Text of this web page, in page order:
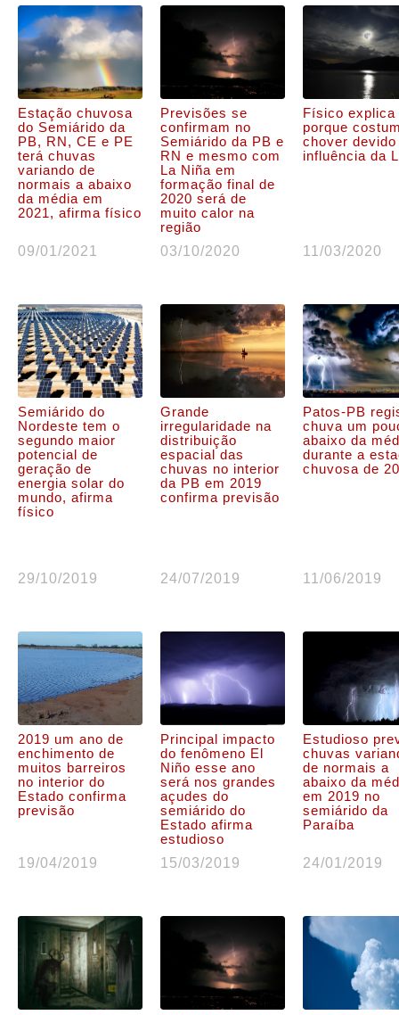
Estação chuvosa
do Semiárido da
PB, RN, CE e PE
terá chuvas
variando de
normais a abaixo
da média em
2021, afirma físico
09/01/2021
Previsões se
confirmam no
Semiárido da PB e
RN e mesmo com
La Niña em
formação final de
2020 será de
muito calor na
região
03/10/2020
Físico explica
porque
chover devido
influência da
11/03/2020
Semiárido do
Nordeste tem o
segundo maior
potencial de
geração de
energia solar do
mundo, afirma
físico
29/10/2019
Grande
irregularidade na
distribuição
espacial das
chuvas no interior
da PB em 2019
confirma previsão
24/07/2019
Patos-PB
chuva um
abaixo da
durante a
chuvosa de
11/06/2019
2019 um ano de
enchimento de
muitos barreiros
no interior do
Estado confirma
previsão
19/04/2019
Principal impacto
do fenômeno El
Niño esse ano
será nos grandes
açudes do
semiárido do
Estado afirma
estudioso
15/03/2019
Estudioso
chuvas
de normais a
abaixo da
em 2019 no
semiárido da
Paraíba
24/01/2019